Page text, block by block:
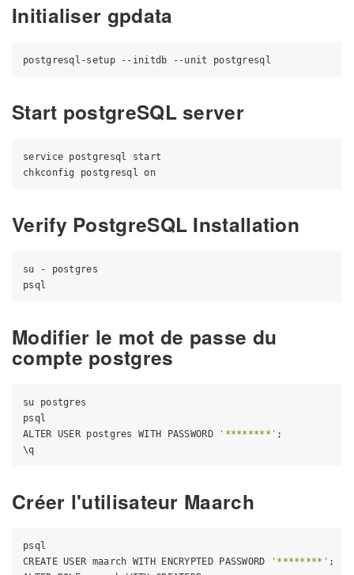
Initialiser gpdata
Start postgreSQL server
service postgresql start
chkconfig postgresql on
Verify PostgreSQL Installation
su - postgres
Modifier le mot de passe du
compte postgres
su postgres
psql
ALTER USER postgres WITH PASSWORD
'********' ;
Créer l'utilisateur Maarch
psql
CREATE USER maarch WITH ENCRYPTED PASSWORD
'********' ;